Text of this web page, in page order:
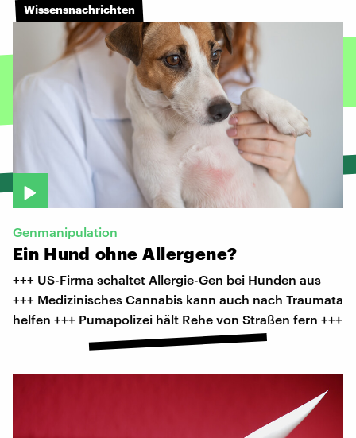
Wissensnachrichten
Genmanipulation
Ein Hund ohne Allergene?
+++ US-Firma schaltet Allergie-Gen bei Hunden aus
+++ Medizinisches Cannabis kann auch nach Traumata
helfen +++ Pumapolizei hält Rehe von Straßen fern +++